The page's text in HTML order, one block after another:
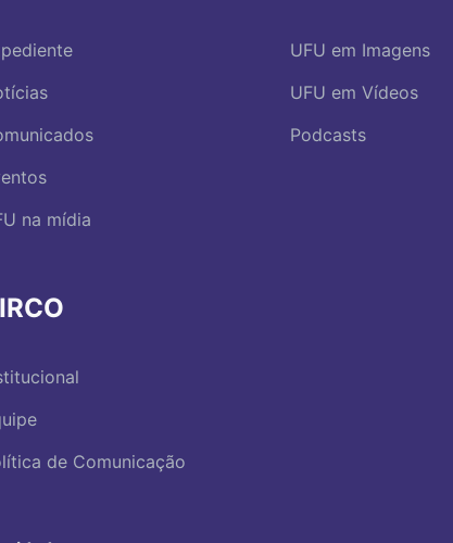
na mídia
de Comunicação
UFU em Imagens
UFU em Vídeos
Podcasts